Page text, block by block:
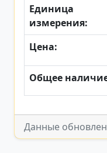
Единица
измерения:
Цена:
Общее
Данные